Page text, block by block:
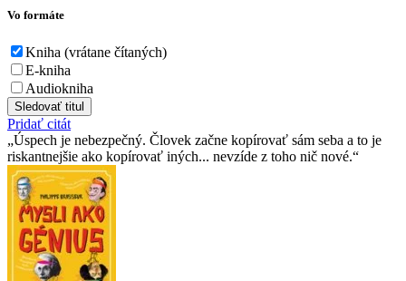
Vo formáte
Kniha (vrátane čítaných)
E-kniha
Audiokniha
Sledovať titul
Pridať citát
Úspech je nebezpečný. Človek začne kopírovať sám seba a to je
riskantnejšie ako kopírovať iných... nevzíde z toho nič nové.